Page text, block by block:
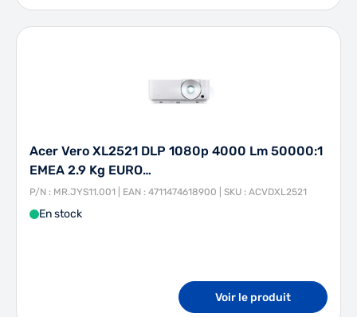
Acer Vero XL2521 DLP 1080p 4000 Lm 50000:1
EMEA 2.9 Kg EURO…
P/N : MR.JYS11.001 | EAN : 4711474618900 | SKU : ACVDXL2521
En stock
Voir le produit